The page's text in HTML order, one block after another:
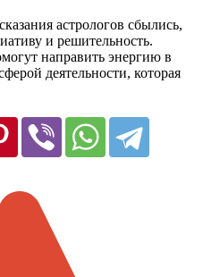
астрологов сбылись,
и решительность.
направить энергию в
деятельности, которая